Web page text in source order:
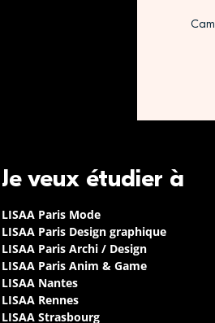
Je veux étudier à
LISAA Paris Mode
LISAA Paris Design graphique
LISAA Paris Archi / Design
LISAA Paris Anim & Game
LISAA Nantes
LISAA Rennes
LISAA Strasbourg